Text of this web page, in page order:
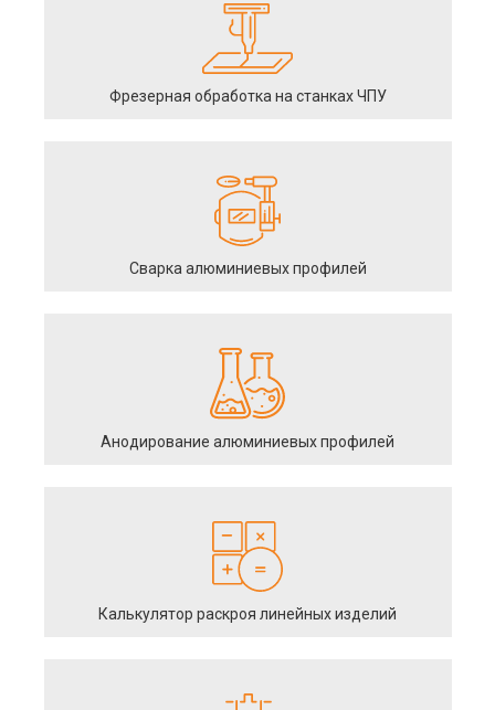
Фрезерная обработка на станках ЧПУ
Сварка алюминиевых профилей
Анодирование алюминиевых профилей
Калькулятор раскроя линейных изделий